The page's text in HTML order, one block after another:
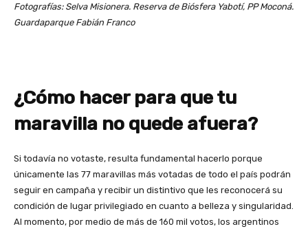
Fotografías: Selva Misionera. Reserva de Biósfera Yabotí, PP Moconá.
Guardaparque Fabián Franco
¿Cómo hacer para que tu
maravilla no quede afuera?
Si todavía no votaste, resulta fundamental hacerlo porque
únicamente las 77 maravillas más votadas de todo el país podrán
seguir en campaña y recibir un distintivo que les reconocerá su
condición de lugar privilegiado en cuanto a belleza y singularidad.
Al momento, por medio de más de 160 mil votos, los argentinos